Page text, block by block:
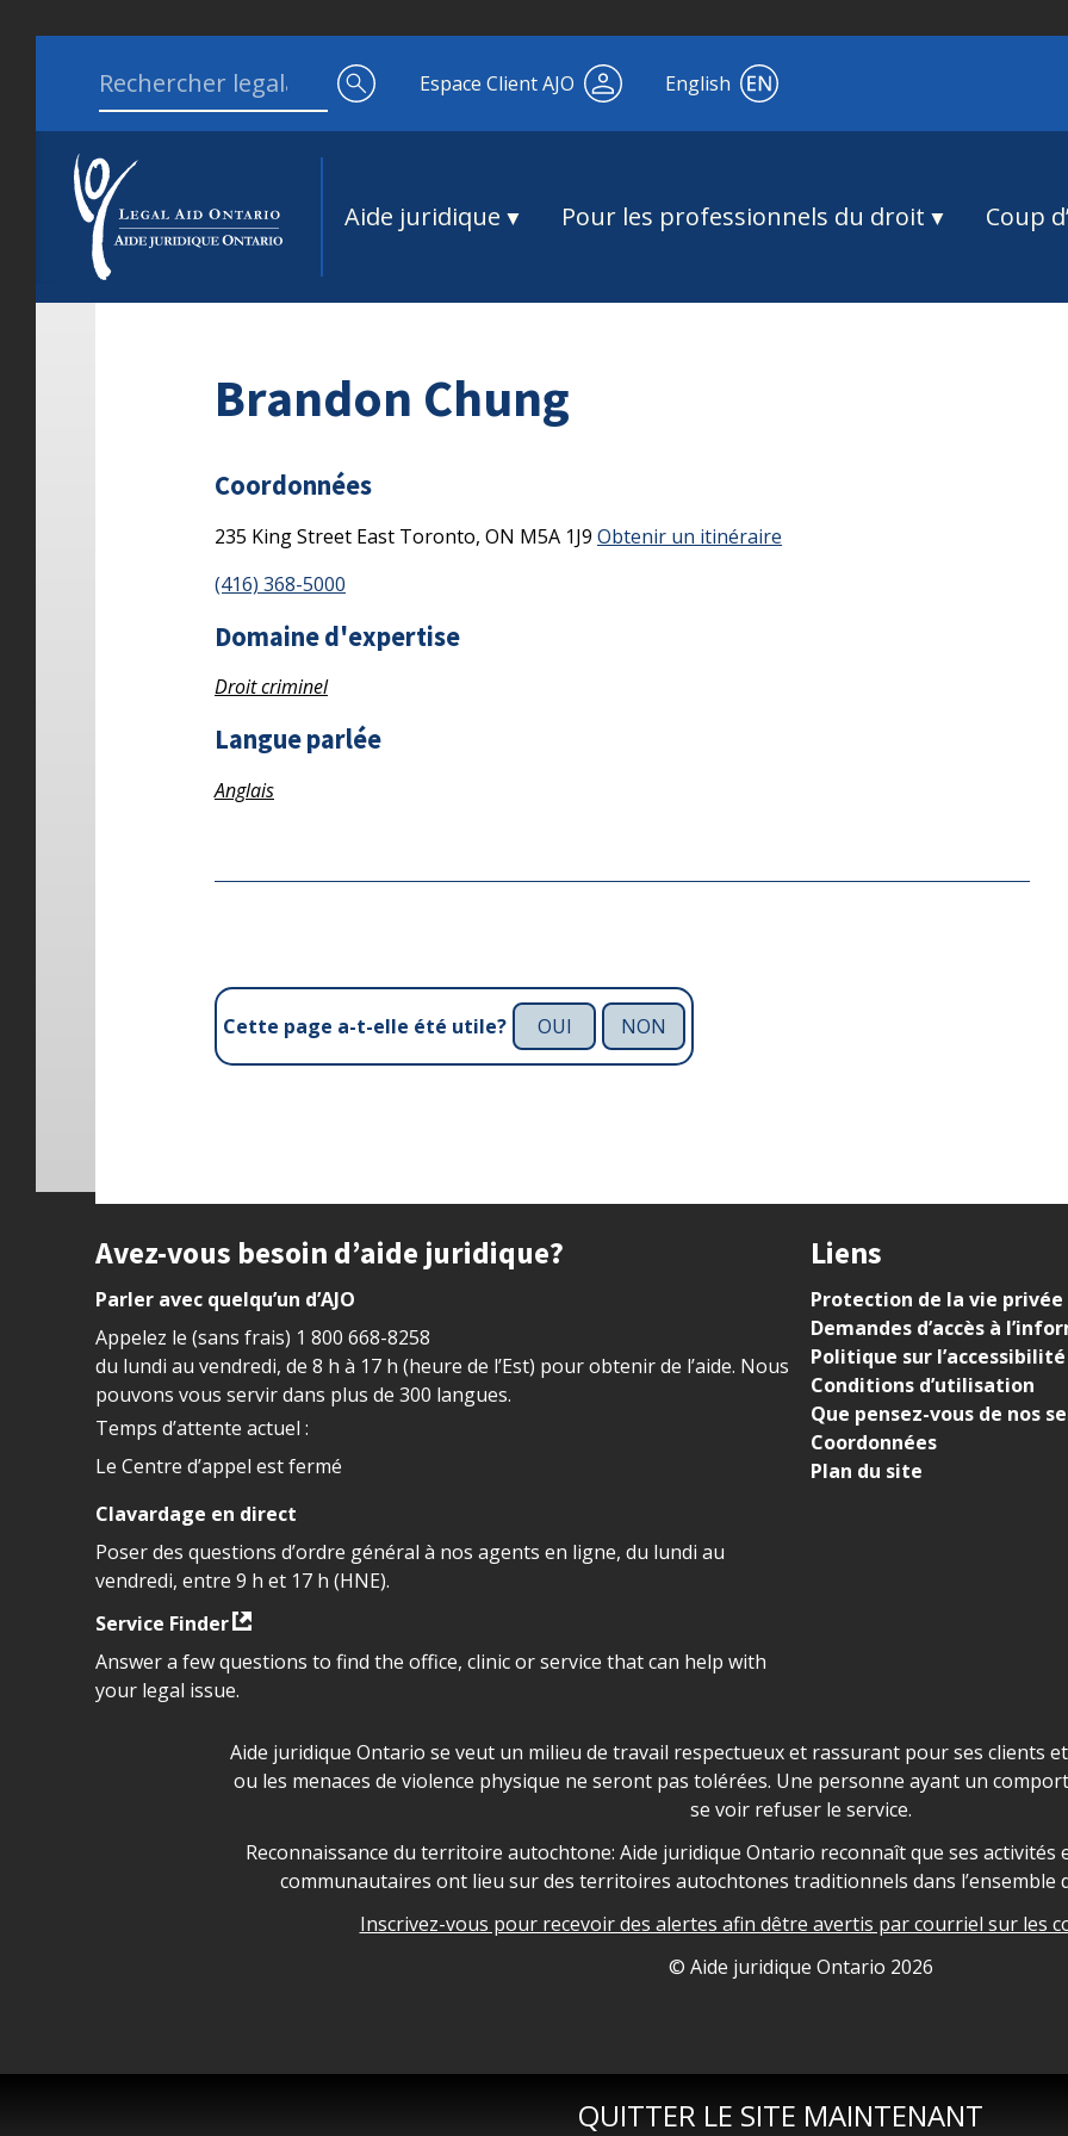
QUITTER LE SITE MAINTENANT
Search for:
Espace Client AJO English
Aide juridique Pour les professionnels du droit Coup
Brandon Chung
Coordonnées
235 King Street East Toronto, ON M5A 1J9 Obtenir un itinéraire
(416) 368-5000
Domaine d'expertise
Droit criminel
Langue parlée
Anglais
Cette page a-t-elle été utile? OUI NON
Site footer
Avez-vous besoin d’aide juridique?
Parler avec quelqu’un d’AJO
Appelez le (sans frais) 1 800 668-8258
du lundi au vendredi, de 8 h à 17 h (heure de l’Est) pour obtenir de l’aide. Nous
pouvons vous servir dans plus de 300 langues.
Temps d’attente actuel :
Le Centre d’appel est fermé
Clavardage en direct
Poser des questions d’ordre général à nos agents en ligne, du lundi au
vendredi, entre 9 h et 17 h (HNE).
Service Finder
Answer a few questions to find the office, clinic or service that can help with
your legal issue.
Liens
Protection de la vie privée
Demandes d’accès à
Politique sur l’accessibilité
Conditions d’utilisation
Que pensez-vous de nos
Coordonnées
Plan du site
Déclaration sur la sécurité dans les locaux d'AJO.
Aide juridique Ontario se veut un milieu de travail respectueux et rassurant pour ses clients
ou les menaces de violence physique ne seront pas tolérées. Une personne ayant un
se voir refuser le service.
Legal Aid Ontario land acknowledgement
Reconnaissance du territoire autochtone: Aide juridique Ontario reconnaît que ses activités
communautaires ont lieu sur des territoires autochtones traditionnels dans l’ensemble
Inscrivez-vous pour recevoir des alertes afin dêtre avertis par courriel sur les
© Aide juridique Ontario 2026